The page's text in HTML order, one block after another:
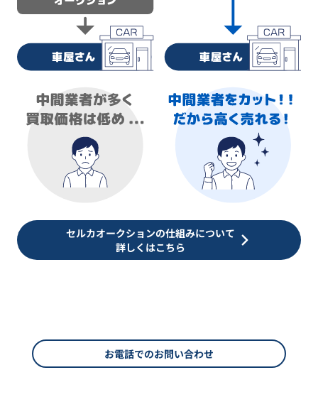
セルカオークションの仕組みについて
詳しくはこちら
お電話でのお問い合わせ